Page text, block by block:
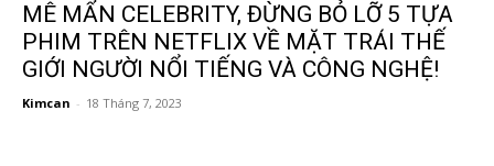
MÊ MẨN CELEBRITY, ĐỪNG BỎ LỠ 5 TỰA
PHIM TRÊN NETFLIX VỀ MẶT TRÁI THẾ
GIỚI NGƯỜI NỔI TIẾNG VÀ CÔNG NGHỆ!
Kimcan - 18 Tháng 7, 2023